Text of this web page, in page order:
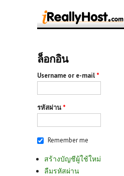
ล็อกอิน
Username or e-mail *
รหัสผ่าน *
Remember me
สร้างบัญชีผู้ใช้ใหม่
ลืมรหัสผ่าน